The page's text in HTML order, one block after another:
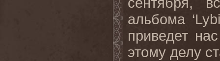
альбома ‘
приведет
этому делу